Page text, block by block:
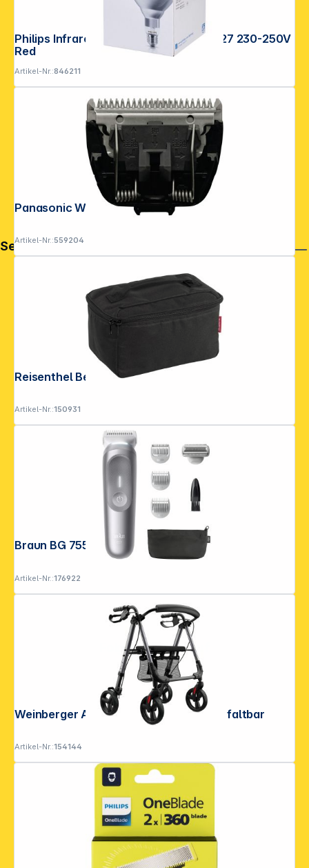
Philips Infrarotlampe BR125 IR 150W E27 230-250V
Red
Artikel-Nr.:846211
Panasonic WER 9615 Y1361
Artikel-Nr.:559204
Reisenthel Beautycase black
Artikel-Nr.:150931
Braun BG 7550 BodyGroomer
Artikel-Nr.:176922
Weinberger Aluminium-Rollator 1-fach faltbar
Artikel-Nr.:154144
Service
Folgen Sie uns auf